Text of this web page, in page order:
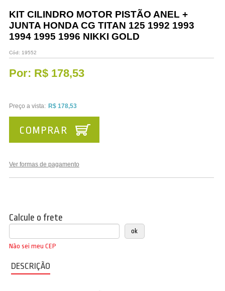
Promoções
KIT CILINDRO MOTOR PISTÃO ANEL +
JUNTA HONDA CG TITAN 125 1992 1993
1994 1995 1996 NIKKI GOLD
Cód: 19552
Por: R$ 178,53
Preço a vista: R$ 178,53
Ver formas de pagamento
COMPRAR
Calcule o frete
Não sei meu CEP
DESCRIÇÃO